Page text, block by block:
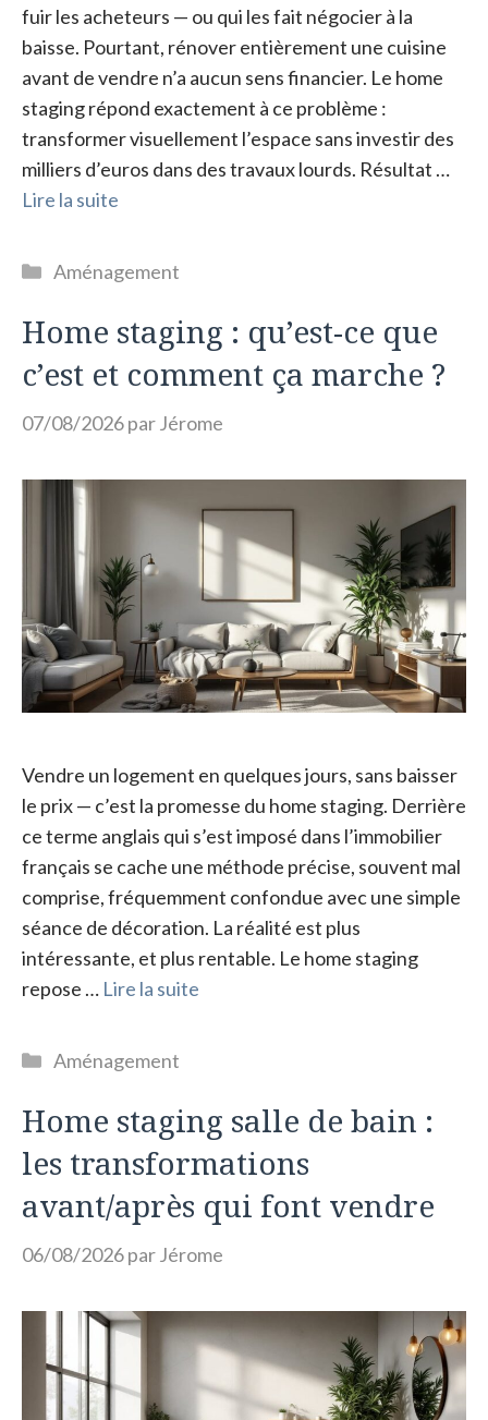
fuir les acheteurs — ou qui les fait négocier à la
baisse. Pourtant, rénover entièrement une cuisine
avant de vendre n’a aucun sens financier. Le home
staging répond exactement à ce problème :
transformer visuellement l’espace sans investir des
milliers d’euros dans des travaux lourds. Résultat …
Lire la suite
Catégories
Aménagement
Home staging : qu’est-ce que
c’est et comment ça marche ?
07/08/2026parJérome
Vendre un logement en quelques jours, sans baisser
le prix — c’est la promesse du home staging. Derrière
ce terme anglais qui s’est imposé dans l’immobilier
français se cache une méthode précise, souvent mal
comprise, fréquemment confondue avec une simple
séance de décoration. La réalité est plus
intéressante, et plus rentable. Le home staging
repose … Lire la suite
Catégories
Aménagement
Home staging salle de bain :
les transformations
avant/après qui font vendre
06/08/2026parJérome